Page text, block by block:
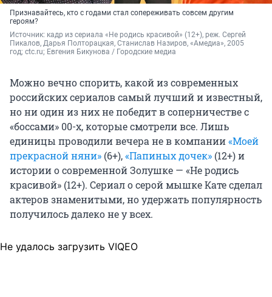
Признавайтесь, кто с годами стал сопереживать совсем другим
героям?
Источник: кадр из сериала «Не родись красивой» (12+), реж. Сергей
Пикалов, Дарья Полторацкая, Станислав Назиров, «Амедиа», 2005
год; ctc.ru; Евгения Бикунова / Городские медиа
Можно вечно спорить, какой из современных
российских сериалов самый лучший и известный,
но ни один из них не победит в соперничестве с
«боссами» 00-х, которые смотрели все. Лишь
единицы проводили вечера не в компании«Моей
прекрасной няни» (6+),«Папиных дочек» (12+) и
истории о современной Золушке — «Не родись
красивой» (12+). Сериал о серой мышке Кате сделал
актеров знаменитыми, но удержать популярность
получилось далеко не у всех.
Не удалось загрузить VIQEO